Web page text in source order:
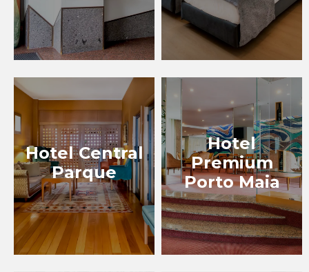
Hotel Central
Parque
Hotel
Premium
Porto Maia